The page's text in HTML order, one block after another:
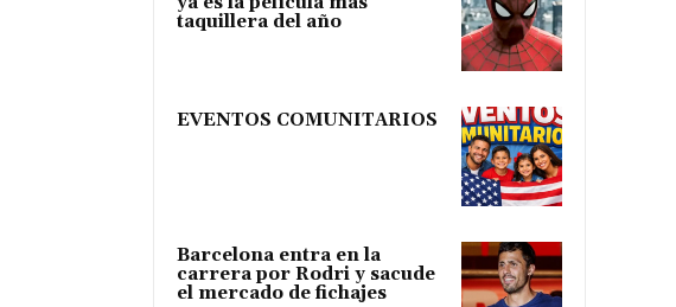
taquillera del año
EVENTOS COMUNITARIOS
Barcelona entra en la
carrera por Rodri y sacude
el mercado de fichajes